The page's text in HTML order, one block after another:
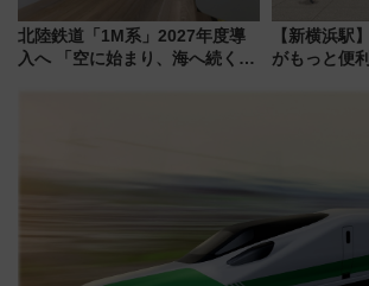
北陸鉄道「1M系」2027年度導
入へ 「空に始まり、海へ続く」
【新横浜駅
がもっと便